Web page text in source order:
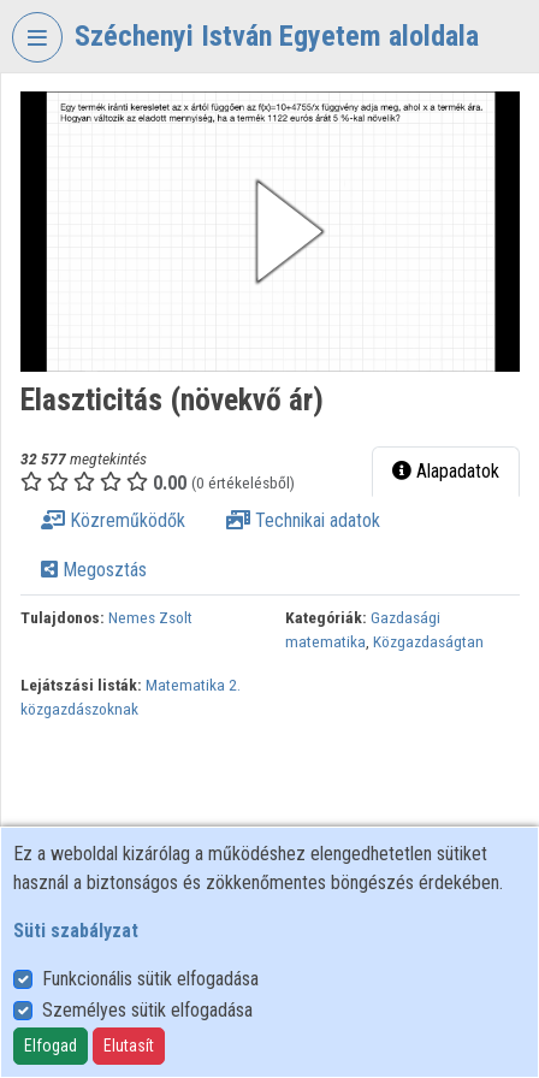
Fejléc kihagyása
Széchenyi István Egyetem aloldala
VIDEOTORIUM
Intézményi felfedezés
Intézményi listák
Intézmények
Közreműködők
Elaszticitás (növekvő ár)
32 577megtekintés
0.00 (0 értékelésből) Alapadatok
Közreműködők Technikai adatok
Megosztás
Tulajdonos: Nemes Zsolt Kategóriák: Gazdasági
matematika, Közgazdaságtan
Lejátszási listák: Matematika 2.
közgazdászoknak
Felhasználói szabályzat
Adatkezelési tájékoztató
Süti szabályzat
Ez a weboldal kizárólag a működéshez elengedhetetlen sütiket
használ a biztonságos és zökkenőmentes böngészés érdekében.
Süti szabályzat
Funkcionális sütik elfogadása
Személyes sütik elfogadása
Elfogad Elutasít